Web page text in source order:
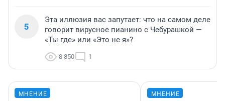
5
Эта иллюзия вас запутает: что на самом деле
говорит вирусное пианино с Чебурашкой —
«Ты где» или «Это не я»?
8 850 1
МНЕНИЕ МНЕНИЕ